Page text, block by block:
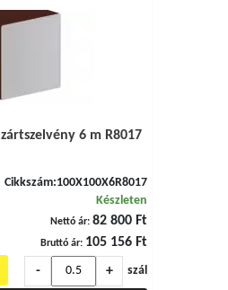
6 m R8017
Cikkszám:100X100X6R8017
Készleten
Nettó ár: 82 800 Ft
Bruttó ár: 105 156 Ft
-
+ szál